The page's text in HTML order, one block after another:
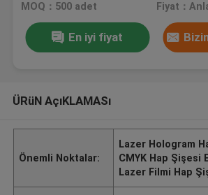
MOQ：500 adet Fiyat：
En iyi fiyat
ÜRüN AçıKLAMASı
Önemli Noktalar:
Lazer Hologram
CMYK Hap Şişesi
Lazer Filmi Hap